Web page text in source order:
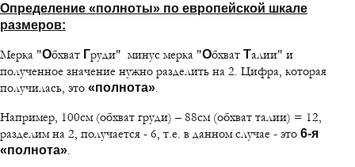
Определение «полноты» по европейской шкале
размеров:
Мерка "Обхват Груди" минус мерка "Обхват Талии" и
полученное значение нужно разделить на 2. Цифра, которая
получилась, это «полнота».
Например, 100см (обхват груди) – 88см (обхват талии) = 12,
разделим на 2, получается - 6, т.е. в данном случае - это 6-я
«полнота».